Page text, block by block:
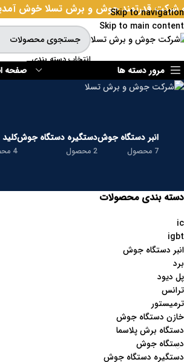
Skip to navigation
Skip to main content
شرکت قدرتمند جوش و برش تسلا خوش
انتخاب دسته بندی
مرور دسته ها صفحه
انبر دستگاه جوش
7 محصول
دستگیره دستگاه جوش
2 محصول
کلید
4 محصول
دسته بندی محصولات
ic
igbt
انبر دستگاه جوش
برد
پل دیود
ترانس
ترمیستور
خازن دستگاه جوش
دستگاه برش پلاسما
دستگاه جوش
دستگیره دستگاه جوش